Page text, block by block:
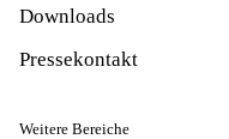
Downloads
Pressekontakt
Weitere Bereiche